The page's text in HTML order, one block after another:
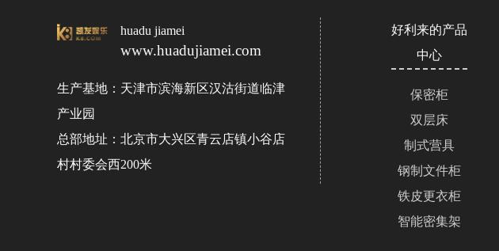
huadu jiamei
www.huadujiamei.com
生产基地：天津市滨海新区汉沽街道临津
产业园
总部地址：北京市大兴区青云店镇小谷店
村村委会西200米
好利来的产品
中心
保密柜
双层床
制式营具
钢制文件柜
铁皮更衣柜
智能密集架